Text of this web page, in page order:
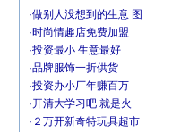
·做别人没想到的生意 图
·时尚情趣店免费加盟
·投资最小 生意最好
·品牌服饰一折供货
·投资办小厂年赚百万
·开清大学习吧 就是火
· ２万开新奇特玩具超市